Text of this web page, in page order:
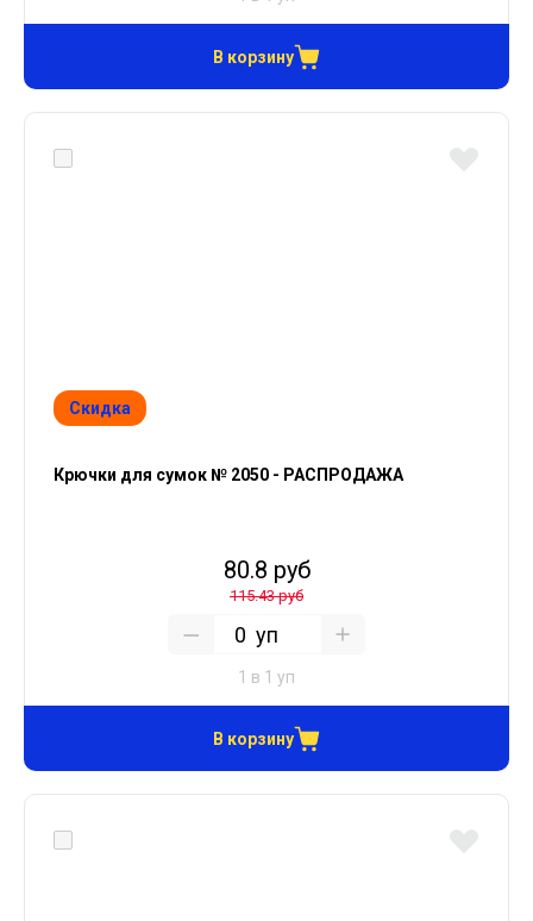
В корзину
Скидка
Крючки для сумок № 2050 - РАСПРОДАЖА
80.8 руб
115.43 руб
уп
1 в 1 уп
В корзину